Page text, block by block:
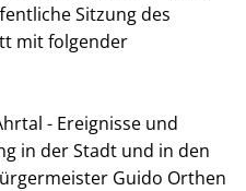
Sitzung des
mit folgender
- Ereignisse und
in der Stadt und in den
Guido Orthen